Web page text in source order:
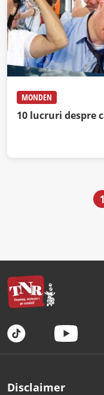
MONDEN
10 lucruri despre
1
Disclaimer